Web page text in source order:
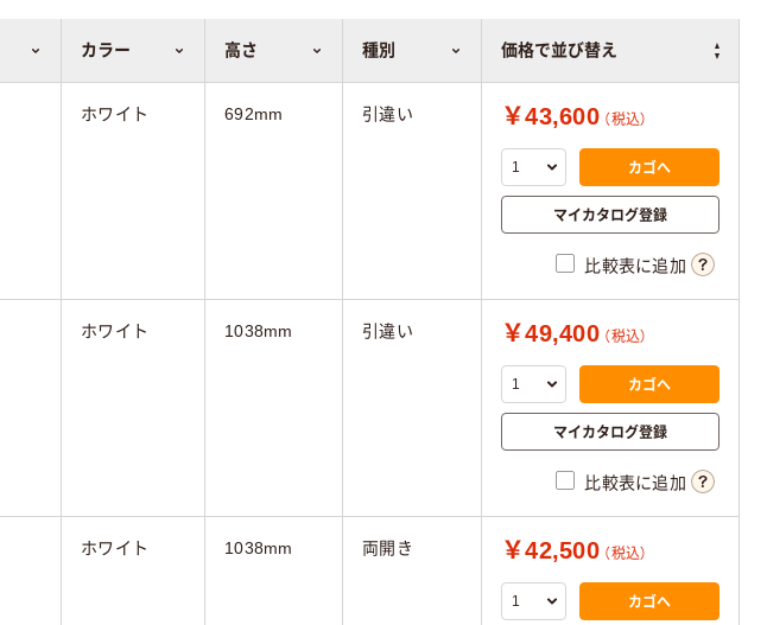
カラー 高さ 種別 価格で並び替え
ホワイト 692mm 引違い ￥43,600 （税込）
カゴへ
マイカタログ登録
比較表に追加
ホワイト 1038mm 引違い ￥49,400 （税込）
カゴへ
マイカタログ登録
比較表に追加
ホワイト 1038mm 両開き ￥42,500 （税込）
カゴへ